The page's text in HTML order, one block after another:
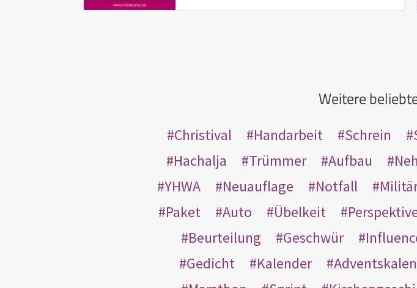
Weitere
Christival Handarbeit Schrein
Hachalja
Trümmer Aufbau
YHWA
Neuauflage Notfall
Paket
Auto Übelkeit
Beurteilung
Geschwür
Gedicht
Kalender